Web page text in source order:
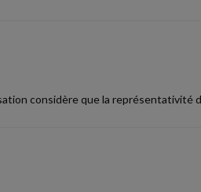
considère que la représentativité